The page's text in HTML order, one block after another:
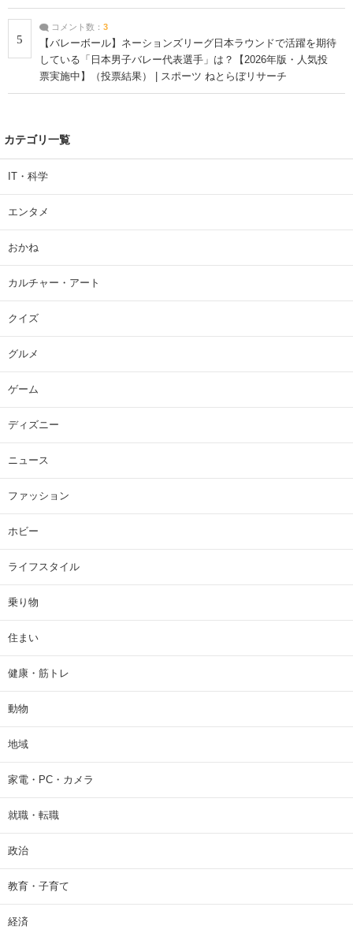
5
コメント数： 3
【バレーボール】ネーションズリーグ日本ラウンドで活躍を期待
している「日本男子バレー代表選手」は？【2026年版・人気投
票実施中】（投票結果） | スポーツ ねとらぼリサーチ
カテゴリ一覧
IT・科学
エンタメ
おかね
カルチャー・アート
クイズ
グルメ
ゲーム
ディズニー
ニュース
ファッション
ホビー
ライフスタイル
乗り物
住まい
健康・筋トレ
動物
地域
家電・PC・カメラ
就職・転職
政治
教育・子育て
経済